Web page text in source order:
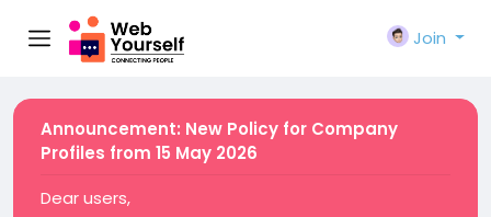
Join
Announcement: New Policy for Company
Profiles from 15 May 2026
Dear users,